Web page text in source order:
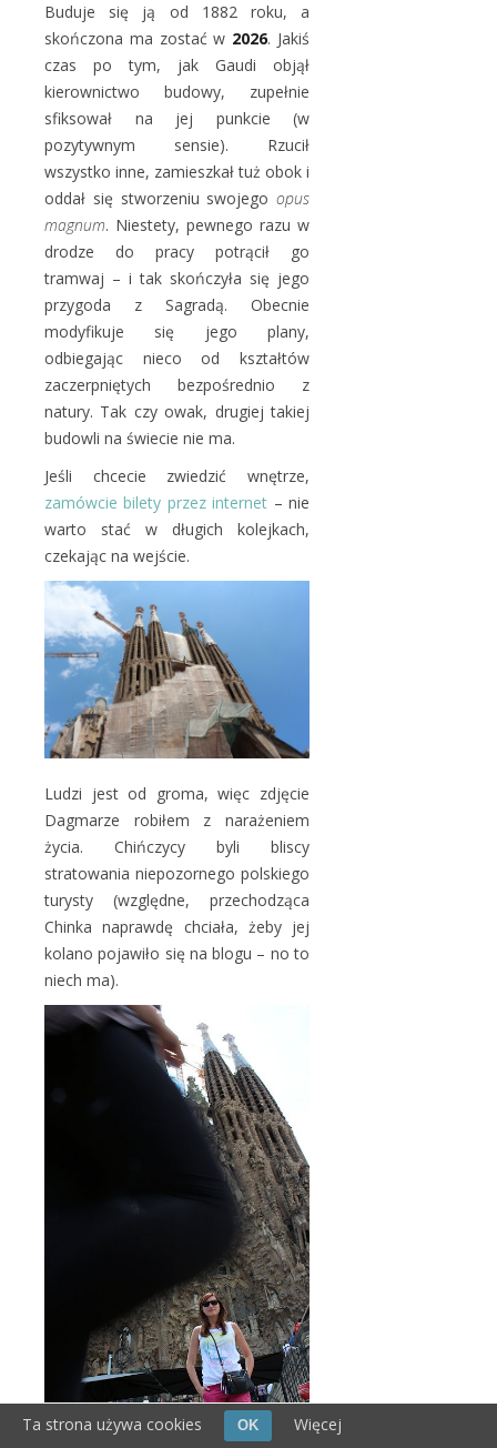
Buduje się ją od 1882 roku, a
skończona ma zostać w 2026. Jakiś
czas po tym, jak Gaudi objął
kierownictwo budowy, zupełnie
sfiksował na jej punkcie (w
pozytywnym sensie). Rzucił
wszystko inne, zamieszkał tuż obok i
oddał się stworzeniu swojego opus
magnum. Niestety, pewnego razu w
drodze do pracy potrącił go
tramwaj – i tak skończyła się jego
przygoda z Sagradą. Obecnie
modyfikuje się jego plany,
odbiegając nieco od kształtów
zaczerpniętych bezpośrednio z
natury. Tak czy owak, drugiej takiej
budowli na świecie nie ma.
Jeśli chcecie zwiedzić wnętrze,
zamówcie bilety przez internet – nie
warto stać w długich kolejkach,
czekając na wejście.
Ludzi jest od groma, więc zdjęcie
Dagmarze robiłem z narażeniem
życia. Chińczycy byli bliscy
stratowania niepozornego polskiego
turysty (względne, przechodząca
Chinka naprawdę chciała, żeby jej
kolano pojawiło się na blogu – no to
niech ma).
Oprócz Sagrady, warto zobaczyć
Ta strona używa cookies OK Więcej